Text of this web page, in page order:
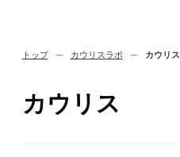
トップ カウリスラボ カウリス
カウリス